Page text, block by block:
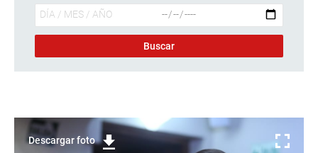
Descargar foto